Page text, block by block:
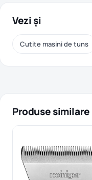
Vezi și
Cutite masini de tuns
Produse similare